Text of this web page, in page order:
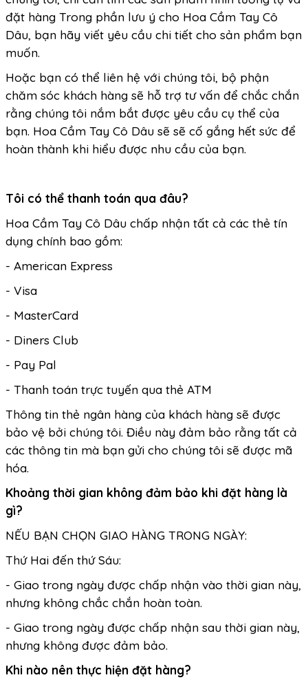
đặt hàng Trong phần lưu ý cho Hoa Cầm Tay Cô
Dâu, bạn hãy viết yêu cầu chi tiết cho sản phẩm bạn
muốn.
Hoặc bạn có thể liên hệ với chúng tôi, bộ phận
chăm sóc khách hàng sẽ hỗ trợ tư vấn để chắc chắn
rằng chúng tôi nắm bắt được yêu cầu cụ thể của
bạn. Hoa Cầm Tay Cô Dâu sẽ sẽ cố gắng hết sức để
hoàn thành khi hiểu được nhu cầu của bạn.
Tôi có thể thanh toán qua đâu?
Hoa Cầm Tay Cô Dâu chấp nhận tất cả các thẻ tín
dụng chính bao gồm:
- American Express
- Visa
- MasterCard
- Diners Club
- Pay Pal
- Thanh toán trực tuyến qua thẻ ATM
Thông tin thẻ ngân hàng của khách hàng sẽ được
bảo vệ bởi chúng tôi. Điều này đảm bảo rằng tất cả
các thông tin mà bạn gửi cho chúng tôi sẽ được mã
hóa.
Khoảng thời gian không đảm bảo khi đặt hàng là
gì?
NẾU BẠN CHỌN GIAO HÀNG TRONG NGÀY:
Thứ Hai đến thứ Sáu:
- Giao trong ngày được chấp nhận vào thời gian này,
nhưng không chắc chắn hoàn toàn.
- Giao trong ngày được chấp nhận sau thời gian này,
nhưng không được đảm bảo.
Khi nào nên thực hiện đặt hàng?